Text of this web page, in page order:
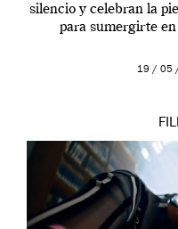
silencio y celebran la
para sumergirte
19 / 05